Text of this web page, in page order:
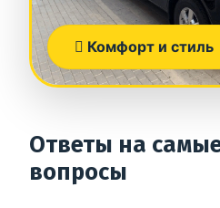
Комфорт и стиль
Ответы на
вопросы